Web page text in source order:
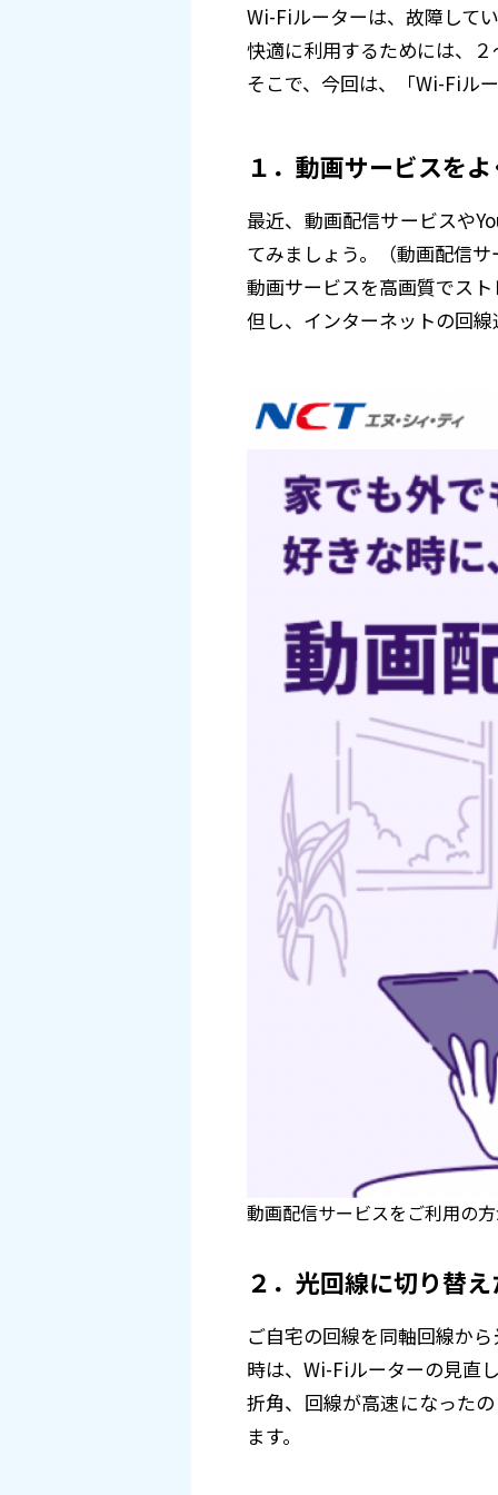
Wi-Fiルーターは、故障して
快適に利用するためには、
そこで、今回は、「Wi-Fiル
１．動画サービスを
最近、動画配信サービスや
てみましょう。（動画配信
動画サービスを高画質でス
但し、インターネットの回
動画配信サービスをご利用の
２．光回線に切り替
ご自宅の回線を同軸回線か
時は、Wi-Fiルーターの見直
折角、回線が高速になった
ます。